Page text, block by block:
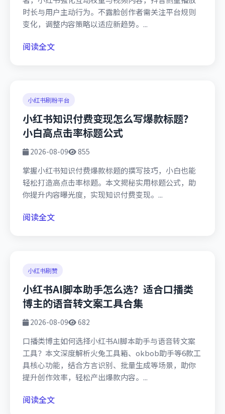
时长与用户主动行为。不露脸创作者需关注平台规则
变化，调整内容策略以适应新趋势。...
阅读全文
小红书刷粉平台
小红书知识付费变现怎么写爆款标题？
小白高点击率标题公式
2026-08-09 855
掌握小红书知识付费爆款标题的撰写技巧，小白也能
轻松打造高点击率标题。本文揭秘实用标题公式，助
你提升内容曝光度，实现知识付费变现。...
阅读全文
小红书刷赞
小红书AI脚本助手怎么选？适合口播类
博主的语音转文案工具合集
2026-08-09 682
口播类博主如何选择小红书AI脚本助手与语音转文案
工具？本文深度解析火兔工具箱、okbob助手等6款工
具核心功能，结合方言识别、批量生成等场景，助你
提升创作效率，轻松产出爆款内容。...
阅读全文